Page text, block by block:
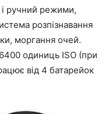
ручний режими,
розпізнавання
моргання очей.
одиниць ISO (при
від 4 батарейок